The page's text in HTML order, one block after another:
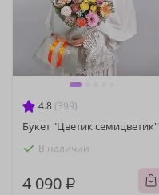
4.8 (399)
Букет "Цветик семицветик"
В наличии
4 090 ₽